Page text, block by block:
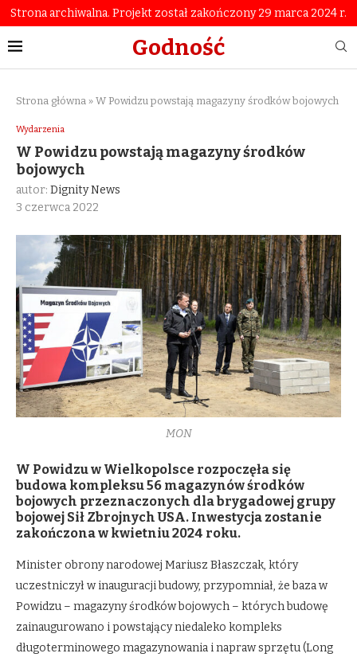
Strona archiwalna. Projekt został zakończony 29 marca 2024 r.
Godność
Strona główna » W Powidzu powstają magazyny środków bojowych
Wydarzenia
W Powidzu powstają magazyny środków
bojowych
autor: Dignity News
3 czerwca 2022
MON
W Powidzu w Wielkopolsce rozpoczęła się
budowa kompleksu 56 magazynów środków
bojowych przeznaczonych dla brygadowej grupy
bojowej Sił Zbrojnych USA. Inwestycja zostanie
zakończona w kwietniu 2024 roku.
Minister obrony narodowej Mariusz Błaszczak, który
uczestniczył w inauguracji budowy, przypomniał, że baza w
Powidzu – magazyny środków bojowych – których budowę
zainaugurowano i powstający niedaleko kompleks
długoterminowego magazynowania i napraw sprzętu (Long